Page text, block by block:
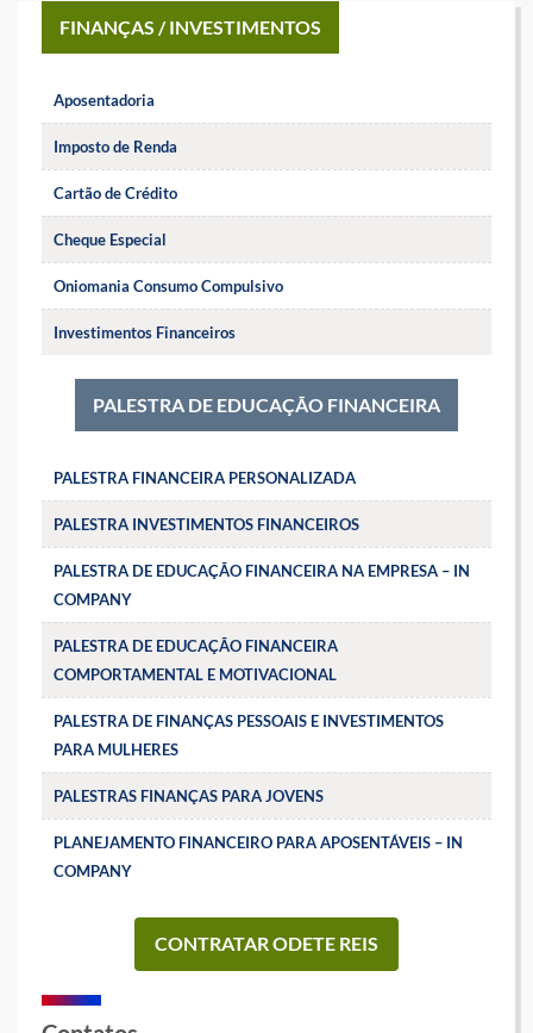
FINANÇAS / INVESTIMENTOS
Aposentadoria
Imposto de Renda
Cartão de Crédito
Cheque Especial
Oniomania Consumo Compulsivo
Investimentos Financeiros
PALESTRA DE EDUCAÇÃO FINANCEIRA
PALESTRA FINANCEIRA PERSONALIZADA
PALESTRA INVESTIMENTOS FINANCEIROS
PALESTRA DE EDUCAÇÃO FINANCEIRA NA EMPRESA – IN
COMPANY
PALESTRA DE EDUCAÇÃO FINANCEIRA
COMPORTAMENTAL E MOTIVACIONAL
PALESTRA DE FINANÇAS PESSOAIS E INVESTIMENTOS
PARA MULHERES
PALESTRAS FINANÇAS PARA JOVENS
PLANEJAMENTO FINANCEIRO PARA APOSENTÁVEIS – IN
COMPANY
CONTRATAR ODETE REIS